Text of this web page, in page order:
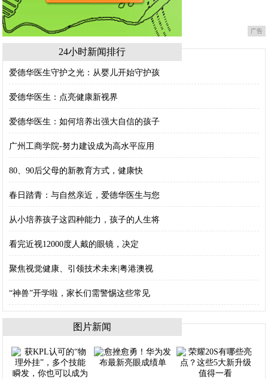
广告
24小时新闻排行
爱德华医生守护之光：从婴儿开始守护孩
爱德华医生：点亮健康新视界
爱德华医生：如何培养出强大自信的孩子
广州工商学院-努力建设成为高水平应用
80、90后父母的新教育方式，健康快
春日踏青：与自然亲近，爱德华医生与您
从小培养孩子这四种能力，孩子的人生将
看完近视12000度人戴的眼镜，决定
聚焦视觉健康、引领技术未来|粤港澳视
“神兽”开学啦，家长们需警惕这些常见
图片新闻